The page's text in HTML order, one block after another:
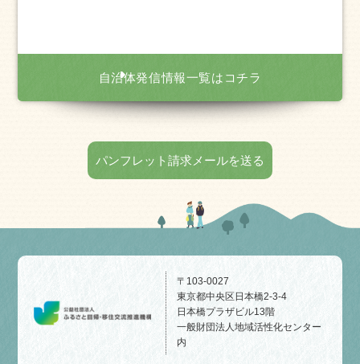
自治体発信情報一覧はコチラ
パンフレット請求メールを送る
〒103-0027
東京都中央区日本橋2-3-4
日本橋プラザビル13階
一般財団法人地域活性化センター
内